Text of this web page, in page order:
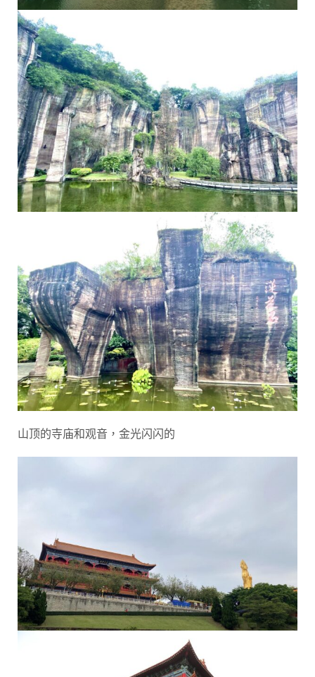
山顶的寺庙和观音，金光闪闪的